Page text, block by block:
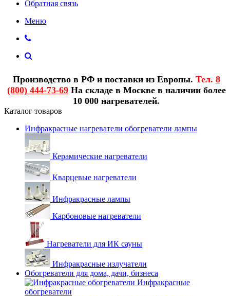
Обратная связь
Меню
Производство в РФ и поставки из Европы. Тел. 8
(800) 444-73-69На складе в Москве в наличии более
10 000 нагревателей.
Каталог товаров
Инфракрасные нагреватели обогреватели лампы
Керамические нагреватели
Кварцевые нагреватели
Инфракрасные лампы
Карбоновые нагреватели
Нагреватели для ИК сауны
Инфракрасные излучатели
Обогреватели для дома, дачи, бизнеса
Инфракрасные
обогреватели